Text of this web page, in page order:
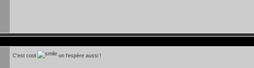
C'est cool on l'espère aussi !